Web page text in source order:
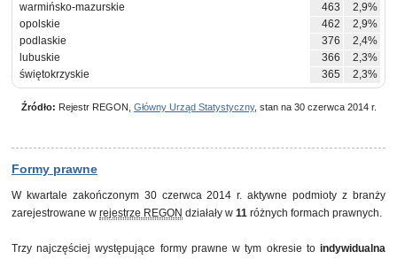
warmińsko-mazurskie
463
2,9%
opolskie
462
2,9%
podlaskie
376
2,4%
lubuskie
366
2,3%
świętokrzyskie
365 2,3%
Źródło: Rejestr REGON, Główny Urząd Statystyczny, stan na 30 czerwca 2014 r.
Formy prawne
W kwartale zakończonym 30 czerwca 2014 r. aktywne podmioty z branży
zarejestrowane w rejestrze REGON działały w 11 różnych formach prawnych.
Trzy najczęściej występujące formy prawne w tym okresie to indywidualna